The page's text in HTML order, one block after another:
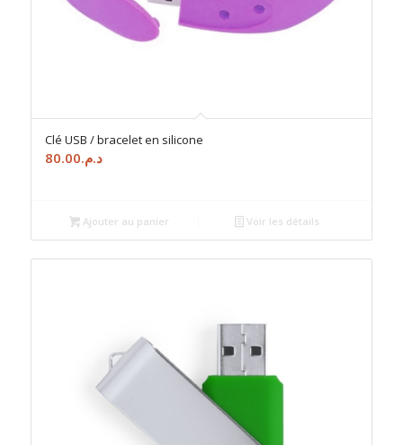
Clé USB / bracelet en silicone
د.م.80.00
Ajouter au panier Voir les détails